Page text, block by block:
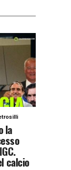
la
calcio